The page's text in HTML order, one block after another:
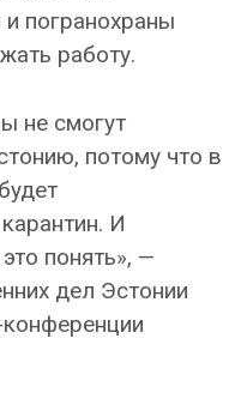
погранохраны
работу.
не смогут
потому что в
И
понять», —
дел Эстонии